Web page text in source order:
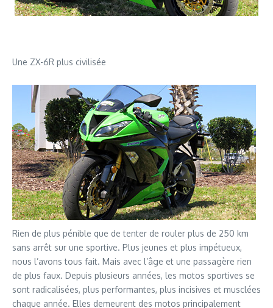
Une ZX-6R plus civilisée
Rien de plus pénible que de tenter de rouler plus de 250 km
sans arrêt sur une sportive. Plus jeunes et plus impétueux,
nous l’avons tous fait. Mais avec l’âge et une passagère rien
de plus faux. Depuis plusieurs années, les motos sportives se
sont radicalisées, plus performantes, plus incisives et musclées
chaque année. Elles demeurent des motos principalement